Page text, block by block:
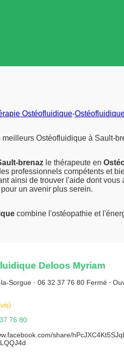
Ostéofluidique-
meilleurs Ostéofluidique à Sault-
brenaz le thérapeute en
professionnels compétents et
ainsi de trouver l'aide dont
un avenir plus serein.
combine l'ostéopathie et
Deloos Myriam
Sorgue · 06 32 37 76 80 Fermé ⋅
76 80
share/